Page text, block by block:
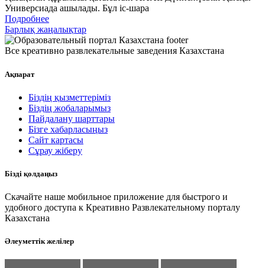
Универсиада ашылады. Бұл іс-шара
Подробнее
Барлық жаңалықтар
Все креативно развлекательные заведения Казахстана
Ақпарат
Біздің қызметтеріміз
Біздің жобаларымыз
Пайдалану шарттары
Бізге хабарласыңыз
Сайт картасы
Сұрау жіберу
Бізді қолдаңыз
Скачайте наше мобильное приложение для быстрого и
удобного доступа к Креативно Развлекательному порталу
Казахстана
Әлеуметтік желілер